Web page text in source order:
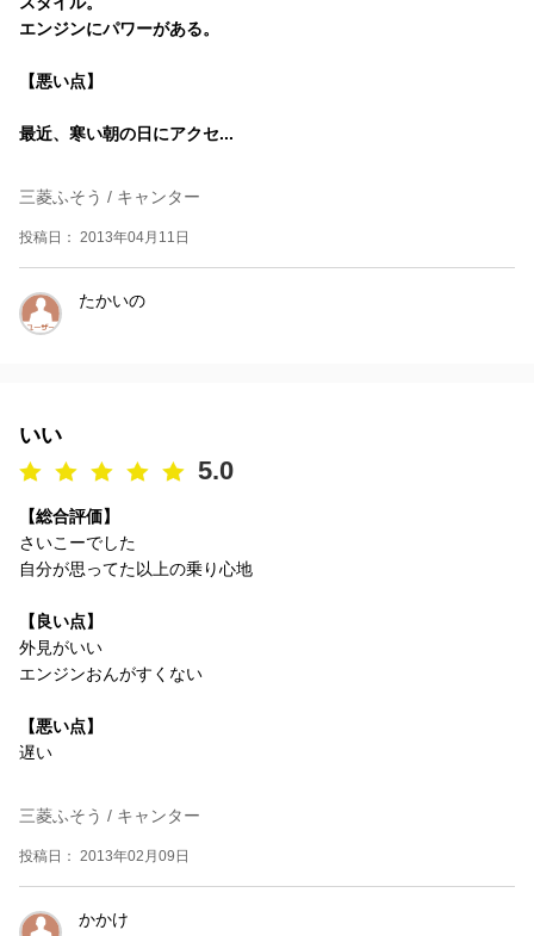
エンジンにパワーがある。
【悪い点】
最近、寒い朝の日にアクセ...
三菱ふそう / キャンター
投稿日： 2013年04月11日
たかいの
いい
5.0
【総合評価】
さいこーでした
自分が思ってた以上の乗り心地
【良い点】
外見がいい
エンジンおんがすくない
【悪い点】
遅い
三菱ふそう / キャンター
投稿日： 2013年02月09日
かかけ